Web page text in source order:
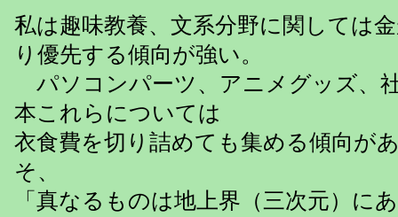
私は趣味教養、文系分野に関しては
り優先する傾向が強い。
パソコンパーツ、アニメグッズ、
本これらについては
衣食費を切り詰めても集める傾向が
そ、
「真なるものは地上界（三次元）に